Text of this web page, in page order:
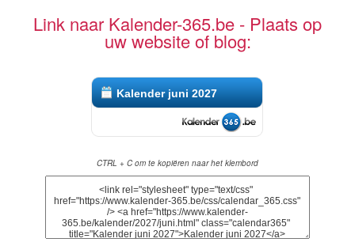
Link naar Kalender-365.be - Plaats op
uw website of blog:
Kalender juni 2027
CTRL + C om te kopiëren naar het klembord